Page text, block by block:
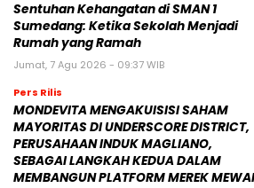
Sentuhan Kehangatan di SMAN 1
Sumedang: Ketika Sekolah Menjadi
Rumah yang Ramah
Jumat, 7 Agu 2026 - 09:37 WIB
Pers Rilis
MONDEVITA MENGAKUISISI SAHAM
MAYORITAS DI UNDERSCORE DISTRICT,
PERUSAHAAN INDUK MAGLIANO,
SEBAGAI LANGKAH KEDUA DALAM
MEMBANGUN PLATFORM MEREK